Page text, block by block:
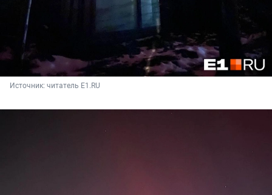
Источник: читатель E1.RU